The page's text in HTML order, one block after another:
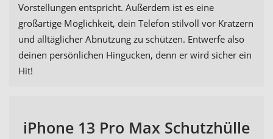
Vorstellungen entspricht. Außerdem ist es eine
großartige Möglichkeit, dein Telefon stilvoll vor Kratzern
und alltäglicher Abnutzung zu schützen. Entwerfe also
deinen persönlichen Hingucken, denn er wird sicher ein
Hit!
iPhone 13 Pro Max Schutzhülle